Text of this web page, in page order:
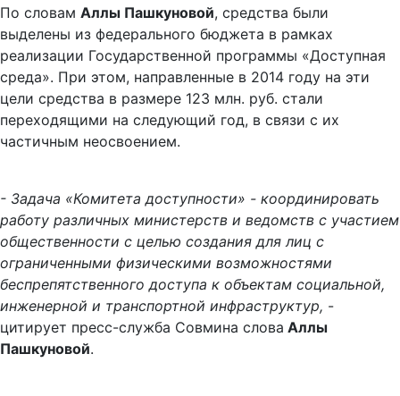
По словам Аллы Пашкуновой, средства были
выделены из федерального бюджета в рамках
реализации Государственной программы «Доступная
среда». При этом, направленные в 2014 году на эти
цели средства в размере 123 млн. руб. стали
переходящими на следующий год, в связи с их
частичным неосвоением.
- Задача «Комитета доступности» - координировать
работу различных министерств и ведомств с участием
общественности с целью создания для лиц с
ограниченными физическими возможностями
беспрепятственного доступа к объектам социальной,
инженерной и транспортной инфраструктур, -
цитирует пресс-служба Совмина слова Аллы
Пашкуновой.